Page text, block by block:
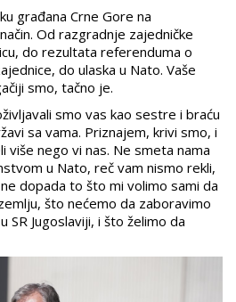
građana Crne Gore na
Od razgradnje zajedničke
do rezultata referenduma o
do ulaska u Nato. Vaše
smo, tačno je.
smo vas kao sestre i braću
sa vama. Priznajem, krivi smo, i
više nego vi nas. Ne smeta nama
u Nato, reč vam nismo rekli,
dopada to što mi volimo sami da
što nećemo da zaboravimo
SR Jugoslaviji, i što želimo da